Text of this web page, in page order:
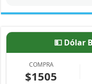
💵 Dólar
COMPRA
$1505